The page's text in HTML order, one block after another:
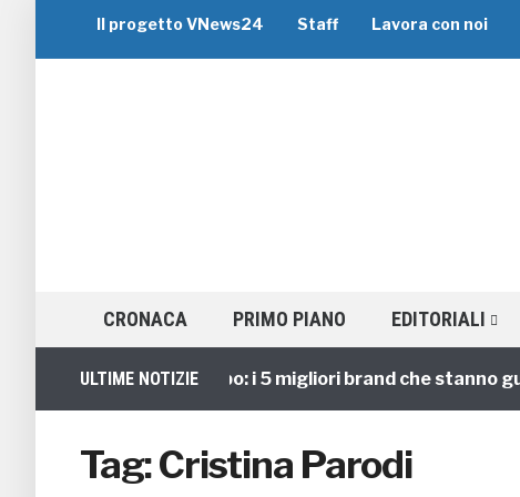
Il progetto VNews24 Staff Lavora con noi
CRONACA PRIMO PIANO EDITORIALI
ULTIME NOTIZIE
Viaggi di Gruppo: i 5 migliori brand che stanno
Tag:Cristina Parodi